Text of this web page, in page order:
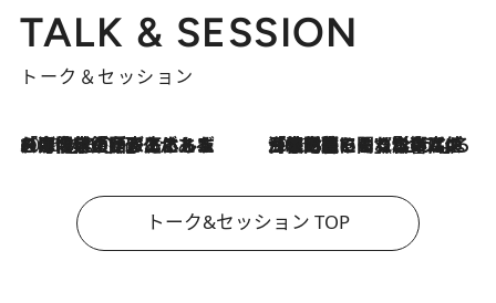
TALK & SESSION
トーク＆セッション
2026.8.3
「今後値上げがあるとすれば…」「リスクがあるのは今年の冬」エネルギー専門家が語る、ホルムズ海峡封鎖が家庭にもたらす“ある心配” 2026.8.3
「住宅建てられない…」「サーチャージ料の高値が続いている」ホルムズ海峡封鎖による影響はいつまで続く？《エネルギー専門家に聞く“どうなる日本の暮らし”》
トーク&セッション TOP